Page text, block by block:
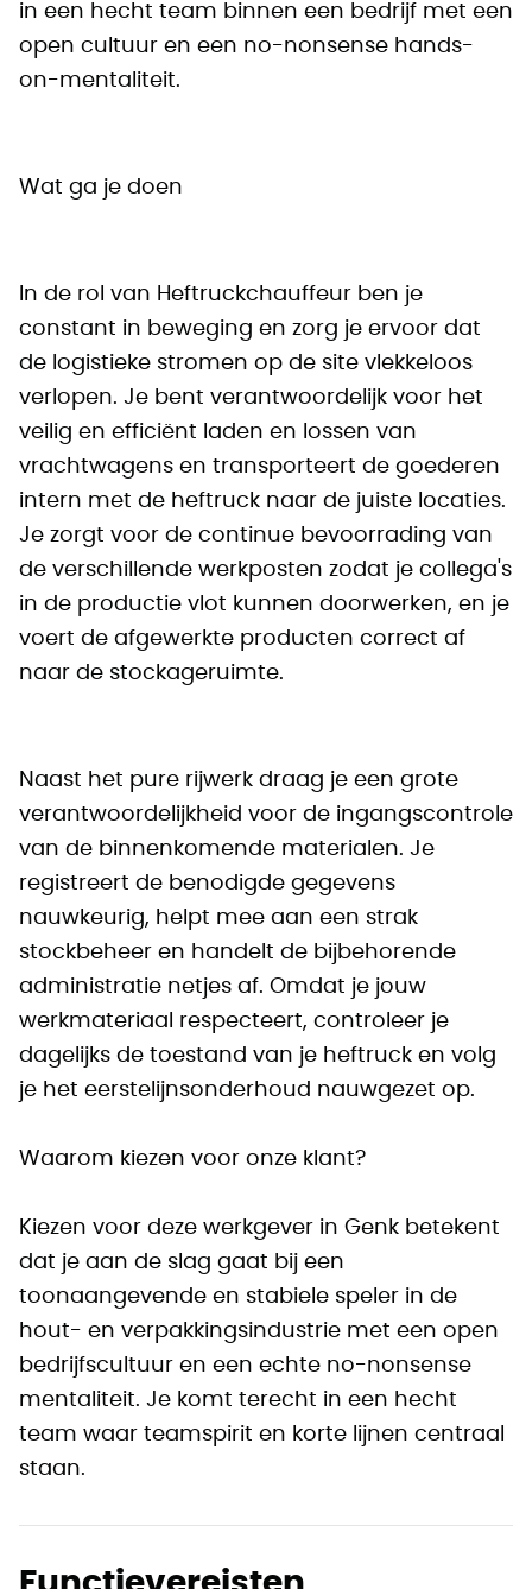
in een hecht team binnen een bedrijf met een
open cultuur en een no-nonsense hands-
on-mentaliteit.
Wat ga je doen
In de rol van Heftruckchauffeur ben je
constant in beweging en zorg je ervoor dat
de logistieke stromen op de site vlekkeloos
verlopen. Je bent verantwoordelijk voor het
veilig en efficiënt laden en lossen van
vrachtwagens en transporteert de goederen
intern met de heftruck naar de juiste locaties.
Je zorgt voor de continue bevoorrading van
de verschillende werkposten zodat je collega's
in de productie vlot kunnen doorwerken, en je
voert de afgewerkte producten correct af
naar de stockageruimte.
Naast het pure rijwerk draag je een grote
verantwoordelijkheid voor de ingangscontrole
van de binnenkomende materialen. Je
registreert de benodigde gegevens
nauwkeurig, helpt mee aan een strak
stockbeheer en handelt de bijbehorende
administratie netjes af. Omdat je jouw
werkmateriaal respecteert, controleer je
dagelijks de toestand van je heftruck en volg
je het eerstelijnsonderhoud nauwgezet op.
Waarom kiezen voor onze klant?
Kiezen voor deze werkgever in Genk betekent
dat je aan de slag gaat bij een
toonaangevende en stabiele speler in de
hout- en verpakkingsindustrie met een open
bedrijfscultuur en een echte no-nonsense
mentaliteit. Je komt terecht in een hecht
team waar teamspirit en korte lijnen centraal
staan.